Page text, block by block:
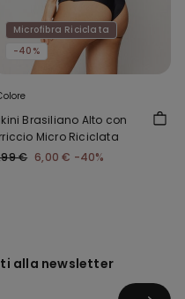
Microfibra Riciclata
-40%
Brasiliano Alto con
Micro Riciclata
€ 6,00 € -40%
alla newsletter